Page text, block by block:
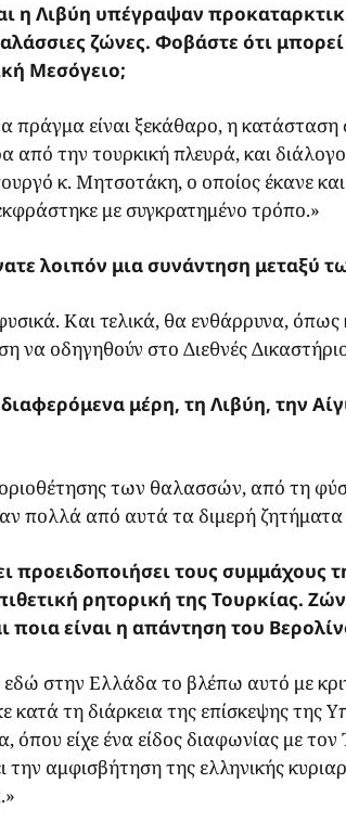
η Λιβύη υπέγραψαν
ζώνες. Φοβάστε ότι
Μεσόγειο;
πράγμα είναι ξεκάθαρο, η κατάσταση
από την τουρκική πλευρά, και
κ. Μητσοτάκη, ο οποίος έκανε
με συγκρατημένο τρόπο.»
λοιπόν μια συνάντηση μεταξύ
Και τελικά, θα ενθάρρυνα,
να οδηγηθούν στο Διεθνές
μέρη, τη Λιβύη, την
των θαλασσών, από τη
πολλά από αυτά τα διμερή ζητήματα
προειδοποιήσει τους συμμάχους
ρητορική της Τουρκίας.
ποια είναι η απάντηση του
στην Ελλάδα το βλέπω αυτό με
κατά τη διάρκεια της επίσκεψης
όπου είχε ένα είδος διαφωνίας με
την αμφισβήτηση της ελληνικής